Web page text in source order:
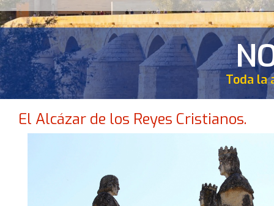
Toda la
El Alcázar de los Reyes Cristianos.